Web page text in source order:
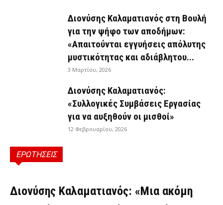
Διονύσης Καλαματιανός στη Βουλή
για την ψήφο των αποδήμων:
«Απαιτούνται εγγυήσεις απόλυτης
μυστικότητας και αδιάβλητου...
3 Μαρτίου, 2026
Διονύσης Καλαματιανός:
«Συλλογικές Συμβάσεις Εργασίας
για να αυξηθούν οι μισθοί»
12 Φεβρουαρίου, 2026
ΕΡΩΤΗΣΕΙΣ
ΕΡΩΤΉΣΕΙΣ
Διονύσης Καλαματιανός: «Μια ακόμη